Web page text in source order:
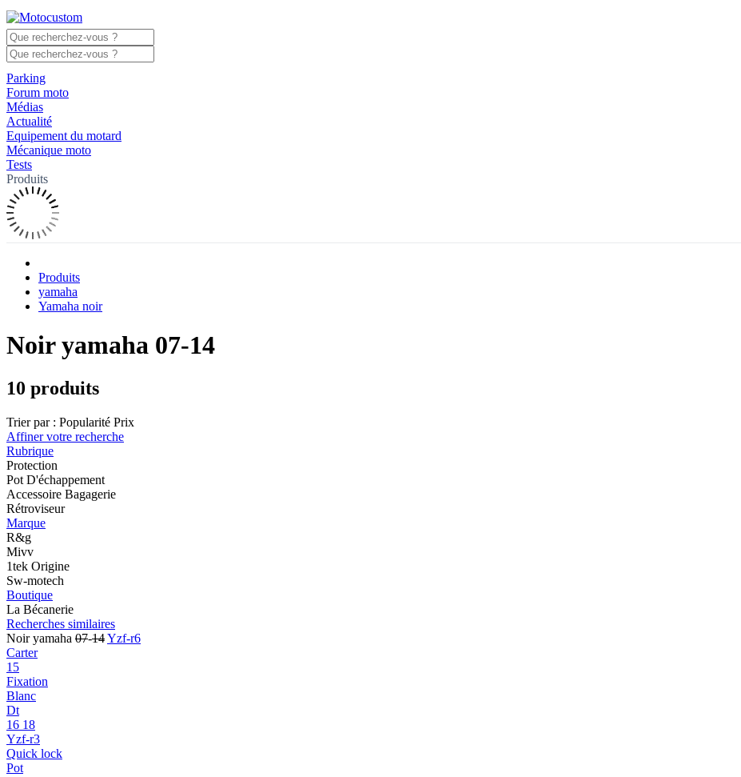
Parking
Forum moto
Médias
Actualité
Equipement du motard
Mécanique moto
Tests
Produits
Produits
yamaha
Yamaha noir
Noir yamaha 07-14
10 produits
Trier par : Popularité Prix
Affiner votre recherche
Rubrique
Protection
Pot D'échappement
Accessoire Bagagerie
Rétroviseur
Marque
R&g
Mivv
1tek Origine
Sw-motech
Boutique
La Bécanerie
Recherches similaires
Noir yamaha 07-14Yzf-r6
Carter
15
Fixation
Blanc
Dt
16 18
Yzf-r3
Quick lock
Pot